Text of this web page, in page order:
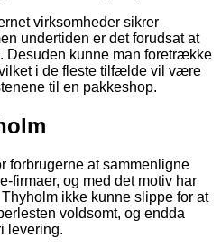
virksomheder sikrer
undertiden er det forudsat at
Desuden kunne man foretrække
i de fleste tilfælde vil være
til en pakkeshop.
forbrugerne at sammenligne
firmaer, og med det motiv har
ikke kunne slippe for at
voldsomt, og endda
levering.